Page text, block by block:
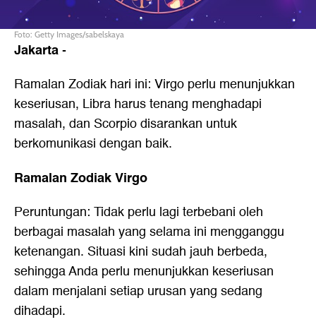
Foto: Getty Images/sabelskaya
Jakarta-
Ramalan Zodiak hari ini: Virgo perlu menunjukkan
keseriusan, Libra harus tenang menghadapi
masalah, dan Scorpio disarankan untuk
berkomunikasi dengan baik.
Ramalan Zodiak Virgo
Peruntungan: Tidak perlu lagi terbebani oleh
berbagai masalah yang selama ini mengganggu
ketenangan. Situasi kini sudah jauh berbeda,
sehingga Anda perlu menunjukkan keseriusan
dalam menjalani setiap urusan yang sedang
dihadapi.